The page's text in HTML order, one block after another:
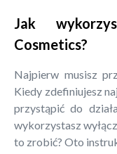
Jak
Cosmetics?
Najpierw musisz
Kiedy zdefiniujesz
przystąpić do
wykorzystasz
to zrobić? Oto